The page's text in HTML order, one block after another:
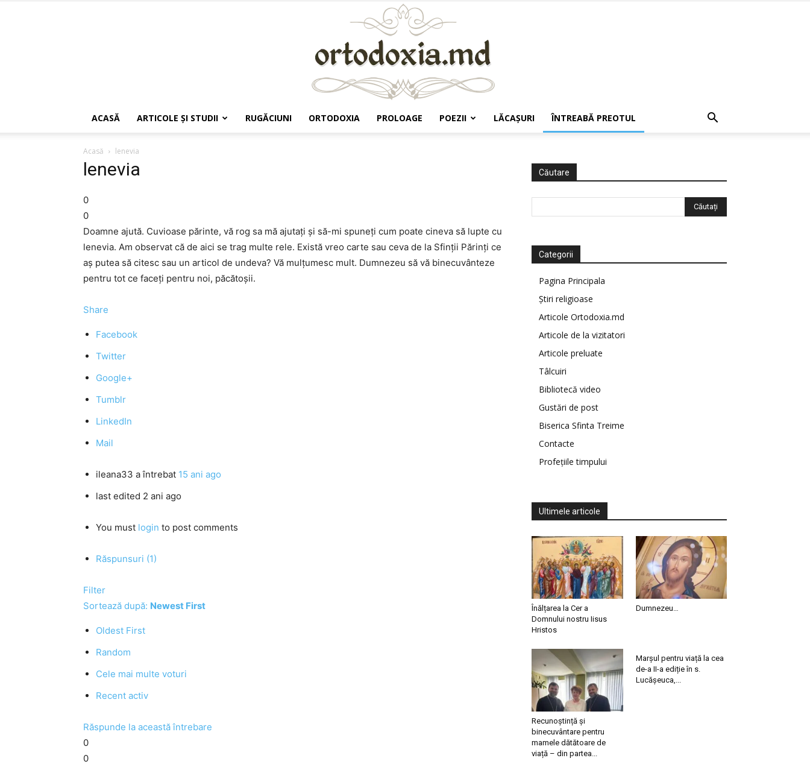
ACASĂ ARTICOLE ŞI STUDII RUGĂCIUNI ORTODOXIA PROLOAGE POEZII LĂCAŞURI ÎNTREABĂ PREOTUL
Acasă lenevia
lenevia
0
0
Doamne ajută. Cuvioase părinte, vă rog sa mă ajutaţi şi să-mi spuneţi cum poate cineva să lupte cu
lenevia. Am observat că de aici se trag multe rele. Există vreo carte sau ceva de la Sfinţii Părinţi ce
aş putea să citesc sau un articol de undeva? Vă mulţumesc mult. Dumnezeu să vă binecuvânteze
pentru tot ce faceţi pentru noi, păcătoşii.
Share
Facebook
Twitter
Google+
Tumblr
LinkedIn
Mail
ileana33 a întrebat 15 ani ago
last edited 2 ani ago
You must login to post comments
Răspunsuri (1)
Filter
Sortează după: Newest First
Oldest First
Random
Cele mai multe voturi
Recent activ
Răspunde la această întrebare
0
0
Căutare
Categorii
Pagina Principala
Știri religioase
Articole Ortodoxia.md
Articole de la vizitatori
Articole preluate
Tâlcuiri
Bibliotecă video
Gustări de post
Biserica Sfinta Treime
Contacte
Profețiile timpului
Ultimele articole
Înălțarea la Cer a
Domnului nostru Iisus
Hristos
Dumnezeu…
Recunoștință și
binecuvântare pentru
mamele dătătoare de
viață – din partea...
Marșul pentru viață la cea
de-a II-a ediție în s.
Lucășeuca,...